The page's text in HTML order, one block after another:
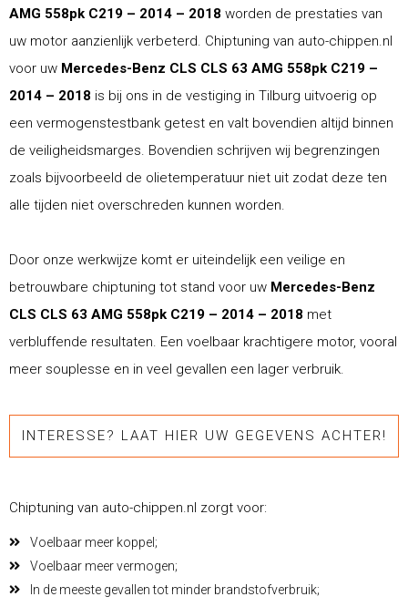
AMG 558pk C219 – 2014 – 2018 worden de prestaties van
uw motor aanzienlijk verbeterd. Chiptuning van auto-chippen.nl
voor uw Mercedes-Benz CLS CLS 63 AMG 558pk C219 –
2014 – 2018 is bij ons in de vestiging in Tilburg uitvoerig op
een vermogenstestbank getest en valt bovendien altijd binnen
de veiligheidsmarges. Bovendien schrijven wij begrenzingen
zoals bijvoorbeeld de olietemperatuur niet uit zodat deze ten
alle tijden niet overschreden kunnen worden.
Door onze werkwijze komt er uiteindelijk een veilige en
betrouwbare chiptuning tot stand voor uw Mercedes-Benz
CLS CLS 63 AMG 558pk C219 – 2014 – 2018 met
verbluffende resultaten. Een voelbaar krachtigere motor, vooral
meer souplesse en in veel gevallen een lager verbruik.
INTERESSE? LAAT HIER UW GEGEVENS ACHTER!
Chiptuning van auto-chippen.nl zorgt voor:
Voelbaar meer koppel;
Voelbaar meer vermogen;
In de meeste gevallen tot minder brandstofverbruik;